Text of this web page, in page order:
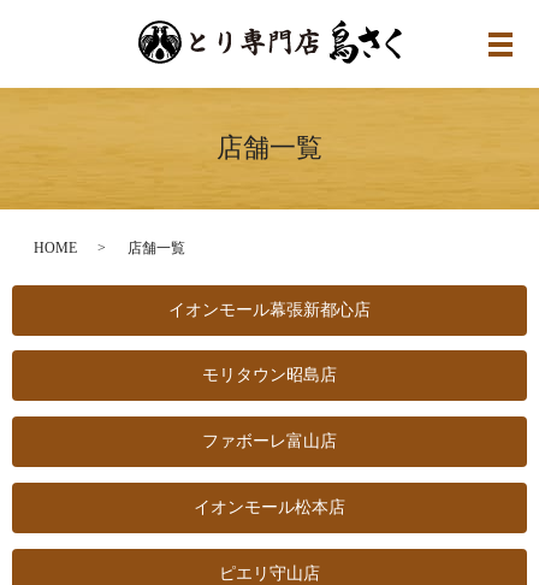
メ
店舗一覧
HOME 店舗一覧
イオンモール幕張新都心店
モリタウン昭島店
ファボーレ富山店
イオンモール松本店
ピエリ守山店